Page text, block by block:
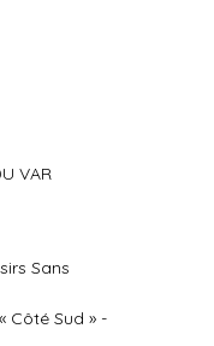
VAR
Sans
Côté Sud » -